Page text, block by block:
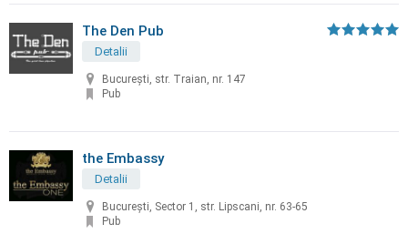
The Den Pub
Detalii
București, str. Traian, nr. 147
Pub
the Embassy
Detalii
București, Sector 1, str. Lipscani, nr. 63-65
Pub